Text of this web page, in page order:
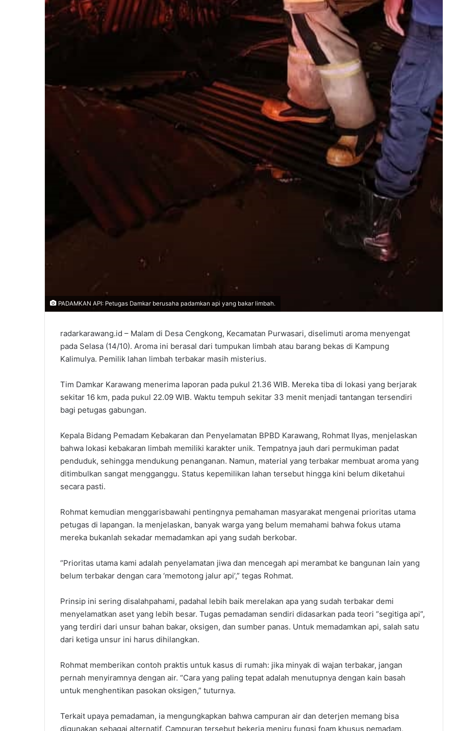
PADAMKAN API: Petugas Damkar berusaha padamkan api yang bakar limbah.
radarkarawang.id – Malam di Desa Cengkong, Kecamatan Purwasari, diselimuti aroma menyengat
pada Selasa (14/10). Aroma ini berasal dari tumpukan limbah atau barang bekas di Kampung
Kalimulya. Pemilik lahan limbah terbakar masih misterius.
Tim Damkar Karawang menerima laporan pada pukul 21.36 WIB. Mereka tiba di lokasi yang berjarak
sekitar 16 km, pada pukul 22.09 WIB. Waktu tempuh sekitar 33 menit menjadi tantangan tersendiri
bagi petugas gabungan.
Kepala Bidang Pemadam Kebakaran dan Penyelamatan BPBD Karawang, Rohmat Ilyas, menjelaskan
bahwa lokasi kebakaran limbah memiliki karakter unik. Tempatnya jauh dari permukiman padat
penduduk, sehingga mendukung penanganan. Namun, material yang terbakar membuat aroma yang
ditimbulkan sangat mengganggu. Status kepemilikan lahan tersebut hingga kini belum diketahui
secara pasti.
Rohmat kemudian menggarisbawahi pentingnya pemahaman masyarakat mengenai prioritas utama
petugas di lapangan. Ia menjelaskan, banyak warga yang belum memahami bahwa fokus utama
mereka bukanlah sekadar memadamkan api yang sudah berkobar.
“Prioritas utama kami adalah penyelamatan jiwa dan mencegah api merambat ke bangunan lain yang
belum terbakar dengan cara ‘memotong jalur api’,” tegas Rohmat.
Prinsip ini sering disalahpahami, padahal lebih baik merelakan apa yang sudah terbakar demi
menyelamatkan aset yang lebih besar. Tugas pemadaman sendiri didasarkan pada teori “segitiga api”,
yang terdiri dari unsur bahan bakar, oksigen, dan sumber panas. Untuk memadamkan api, salah satu
dari ketiga unsur ini harus dihilangkan.
Rohmat memberikan contoh praktis untuk kasus di rumah: jika minyak di wajan terbakar, jangan
pernah menyiramnya dengan air. “Cara yang paling tepat adalah menutupnya dengan kain basah
untuk menghentikan pasokan oksigen,” tuturnya.
Terkait upaya pemadaman, ia mengungkapkan bahwa campuran air dan deterjen memang bisa
digunakan sebagai alternatif. Campuran tersebut bekerja meniru fungsi foam khusus pemadam,